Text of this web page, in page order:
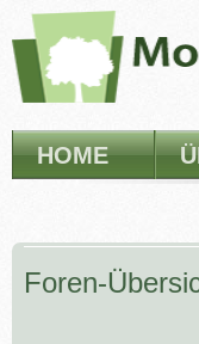
HOME
Foren-